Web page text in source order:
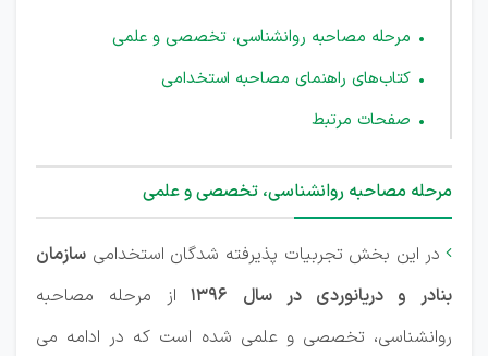
مرحله مصاحبه روانشناسی، تخصصی و علمی
کتاب‌های راهنمای مصاحبه استخدامی
صفحات مرتبط
مرحله مصاحبه روانشناسی، تخصصی و علمی
 در این بخش تجربیات پذیرفته شدگان استخدامی سازمان
بنادر و دریانوردی در سال 1396
از مرحله مصاحبه
روانشناسی، تخصصی و علمی شده است که در ادامه می